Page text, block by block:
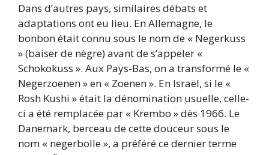
Dans d’autres pays, similaires débats et
adaptations ont eu lieu. En Allemagne, le
bonbon était connu sous le nom de « Negerkuss
» (baiser de nègre) avant de s’appeler «
Schokokuss ». Aux Pays-Bas, on a transformé le «
Negerzoenen » en « Zoenen ». En Israël, si le «
Rosh Kushi » était la dénomination usuelle, celle-
ci a été remplacée par « Krembo » dès 1966. Le
Danemark, berceau de cette douceur sous le
nom « negerbolle », a préféré ce dernier terme